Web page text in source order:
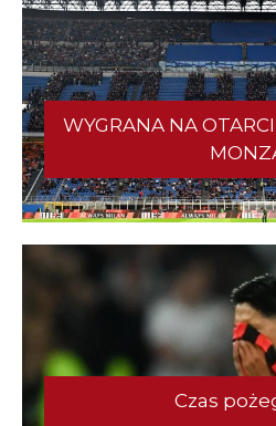
WYGRANA NA
Czas